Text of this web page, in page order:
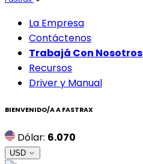
La Empresa
Contáctenos
Trabajá Con Nosotros
Recursos
Driver y Manual
BIENVENIDO/A A FASTRAX
Dólar: 6.070
USD